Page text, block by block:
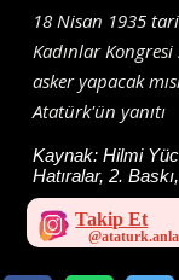
18 Nisan 1935
Kadınlar Kongresi
asker yapacak
Atatürk'ün yanıtı
Kaynak:Hilmi
Hatıralar, 2.
Takip Et